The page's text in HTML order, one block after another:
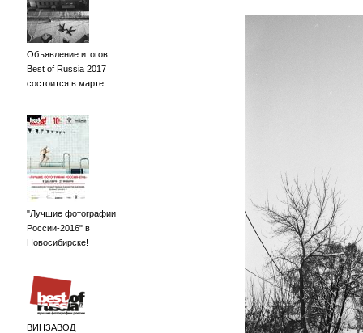
Объявление итогов
Best of Russia 2017
состоится в марте
"Лучшие фотографии
России-2016" в
Новосибирске!
ВИНЗАВОД